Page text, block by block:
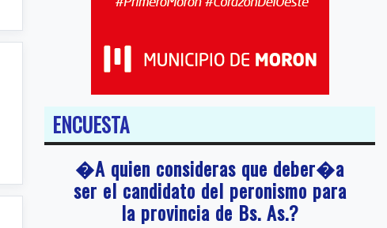
ENCUESTA
�A quien consideras que deber�a
ser el candidato del peronismo para
la provincia de Bs. As.?